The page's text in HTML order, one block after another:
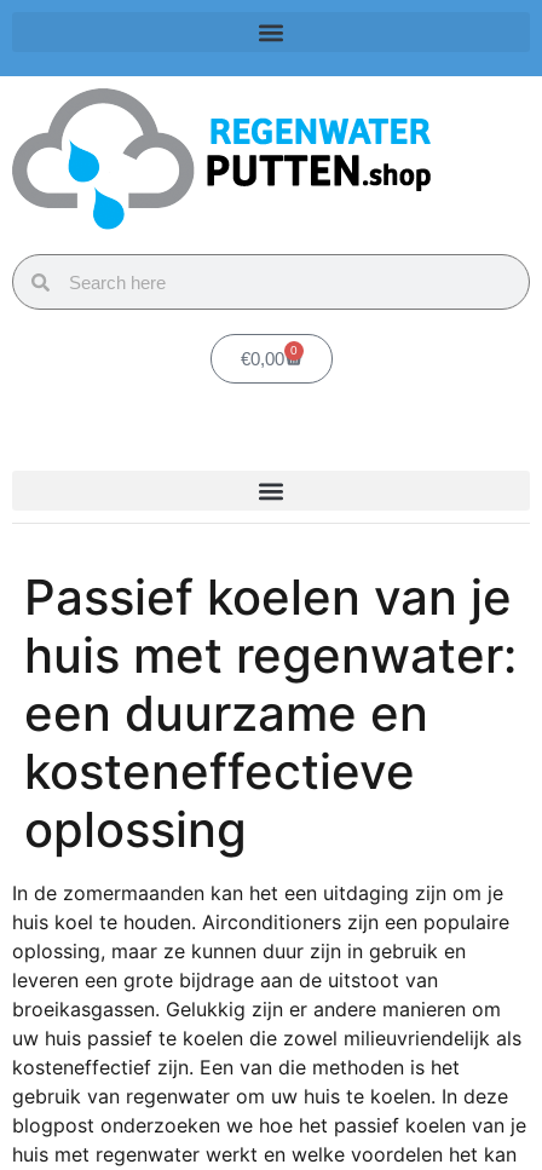
€0,00 0
Passief koelen van je
huis met regenwater:
een duurzame en
kosteneffectieve
oplossing
In de zomermaanden kan het een uitdaging zijn om je
huis koel te houden. Airconditioners zijn een populaire
oplossing, maar ze kunnen duur zijn in gebruik en
leveren een grote bijdrage aan de uitstoot van
broeikasgassen. Gelukkig zijn er andere manieren om
uw huis passief te koelen die zowel milieuvriendelijk als
kosteneffectief zijn. Een van die methoden is het
gebruik van regenwater om uw huis te koelen. In deze
blogpost onderzoeken we hoe het passief koelen van je
huis met regenwater werkt en welke voordelen het kan